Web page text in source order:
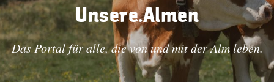
Unsere.Almen
Das Portal für alle, die von und mit der Alm leben.